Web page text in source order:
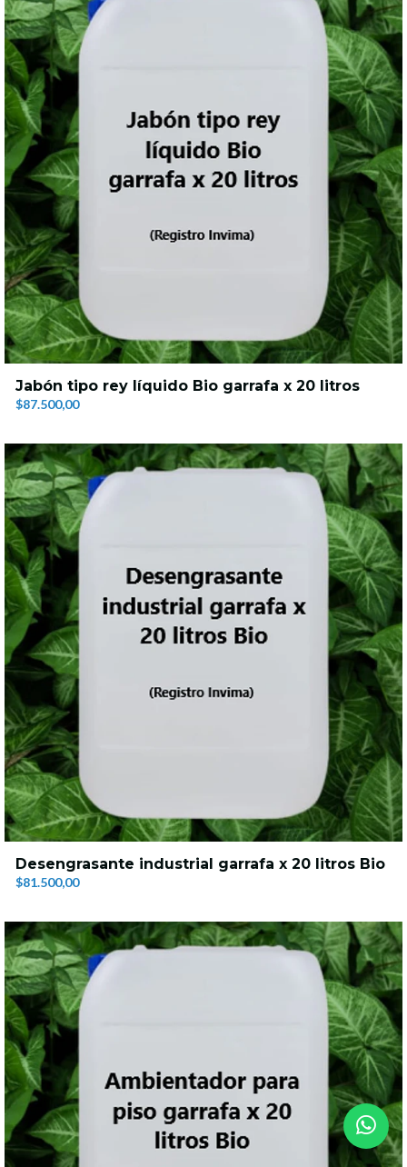
Jabón tipo rey líquido Bio garrafa x 20 litros
$87.500,00
Desengrasante industrial garrafa x 20 litros Bio
$81.500,00